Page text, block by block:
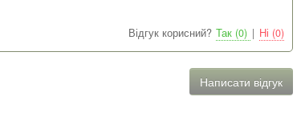
Відгук корисний? Так (0) | Ні (0)
Написати відгук